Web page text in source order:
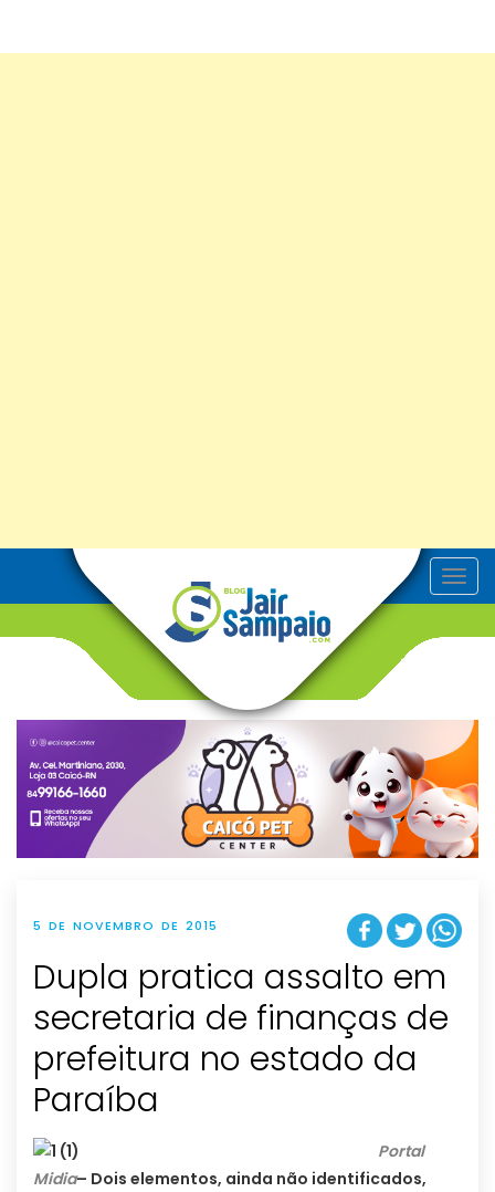
T
o
v
g
t
i
o
n
5 DE NOVEMBRO DE 2015
Dupla pratica assalto em
secretaria de finanças de
prefeitura no estado da
Paraíba
Portal
Midia– Dois elementos, ainda não identificados,